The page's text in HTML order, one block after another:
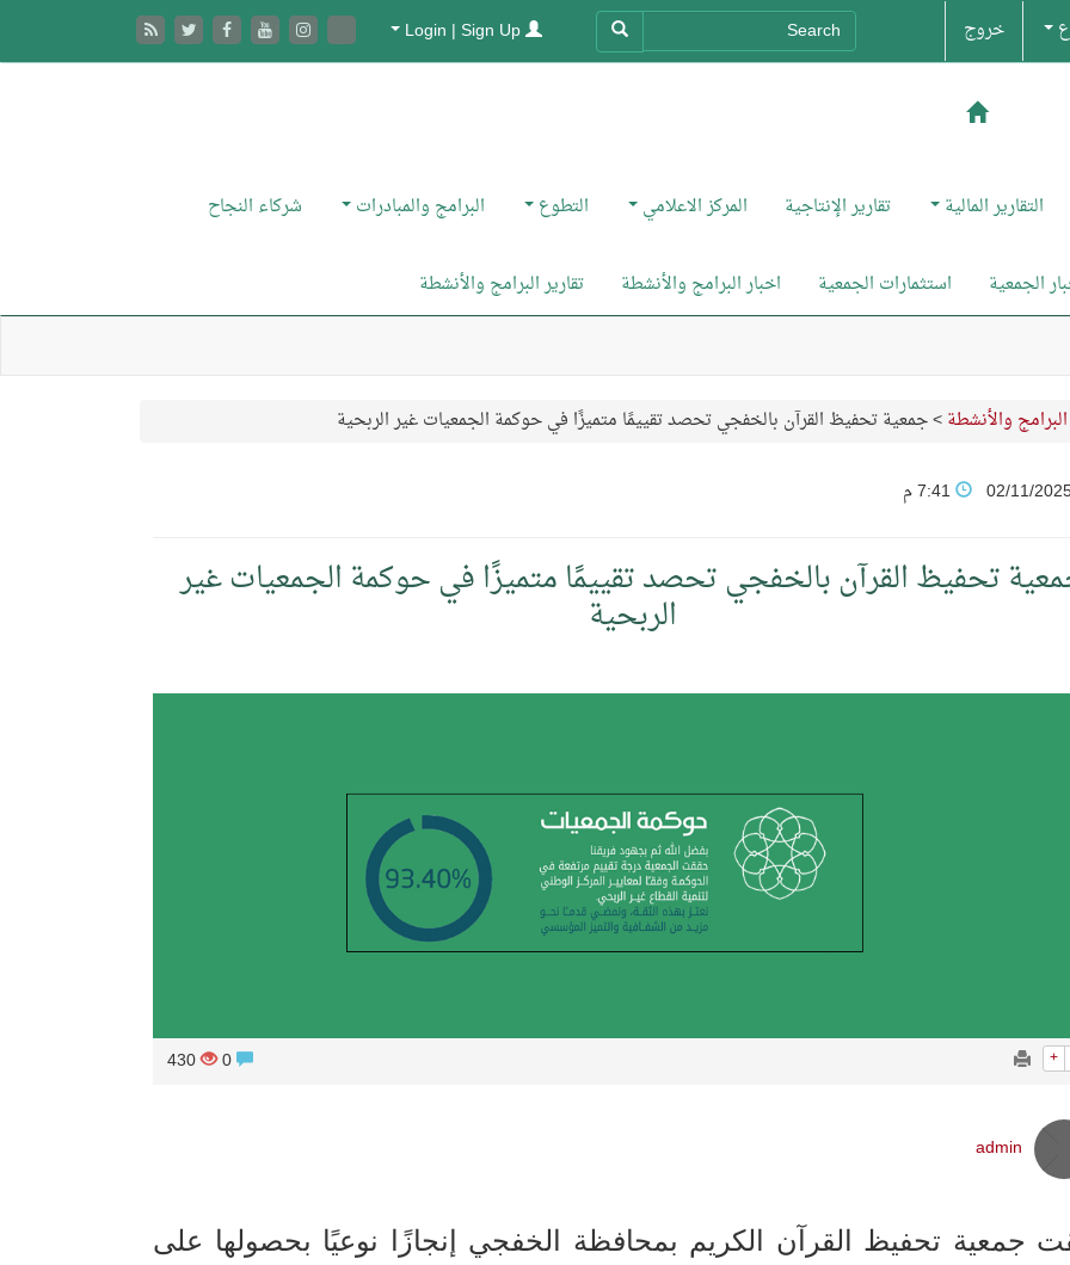
خروج
التقارير المالية تقارير الإنتاجية المركز الاعلامي التطوع البرامج والمبادرات شركاء النجاح
الجمعية استثمارات الجمعية اخبار البرامج والأنشطة تقارير البرامج والأنشطة
والأنشطة>جمعية تحفيظ القرآن بالخفجي تحصد تقييمًا متميزًا في حوكمة الجمعيات غير الربحية
02/11/
تحفيظ القرآن بالخفجي تحصد تقييمًا متميزًا في حوكمة الجمعيات غير
الربحية
+
430
admin
جمعية تحفيظ القرآن الكريم بمحافظة الخفجي إنجازًا نوعيًا بحصولها على